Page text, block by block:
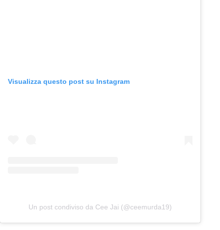
Visualizza questo post su Instagram
Un post condiviso da Cee Jai (@ceemurda19)